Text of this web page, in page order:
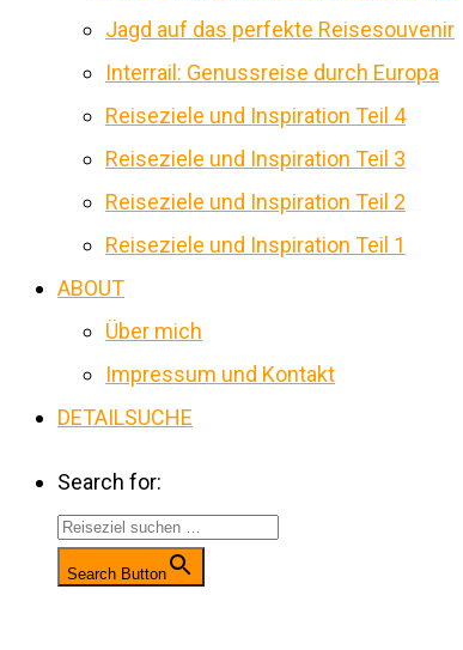
Jagd auf das perfekte Reisesouvenir
Interrail: Genussreise durch Europa
Reiseziele und Inspiration Teil 4
Reiseziele und Inspiration Teil 3
Reiseziele und Inspiration Teil 2
Reiseziele und Inspiration Teil 1
ABOUT
Über mich
Impressum und Kontakt
DETAILSUCHE
Search for:
Search Button